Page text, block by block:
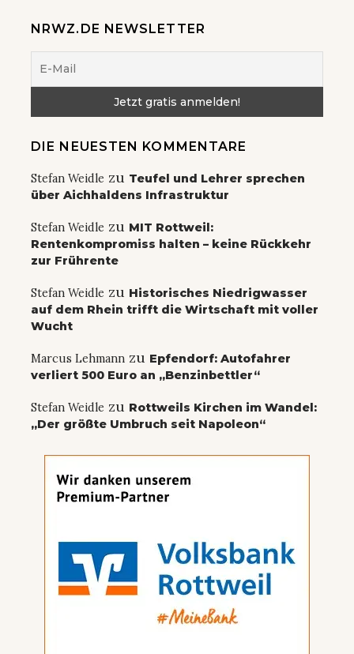
NRWZ.DE NEWSLETTER
DIE NEUESTEN KOMMENTARE
Stefan Weidle zu Teufel und Lehrer sprechen
über Aichhaldens Infrastruktur
Stefan Weidle zu MIT Rottweil:
Rentenkompromiss halten – keine Rückkehr
zur Frührente
Stefan Weidle zu Historisches Niedrigwasser
auf dem Rhein trifft die Wirtschaft mit voller
Wucht
Marcus Lehmann zu Epfendorf: Autofahrer
verliert 500 Euro an „Benzinbettler“
Stefan Weidle zu Rottweils Kirchen im Wandel:
„Der größte Umbruch seit Napoleon“